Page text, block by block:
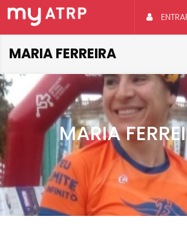
MARIA FERREIRA
MARIA